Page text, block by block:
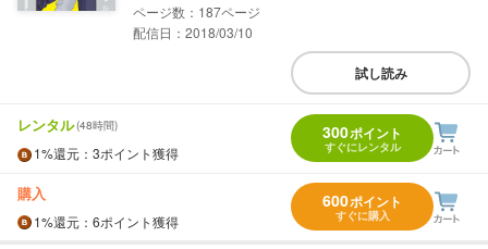
187
配信日：2018/03/10
試し読み
レンタル(48時間)
1%還元 ：3ポイント獲得
300ポイント
すぐにレンタル
購入
1%還元 ：6ポイント獲得
600ポイント
すぐに購入